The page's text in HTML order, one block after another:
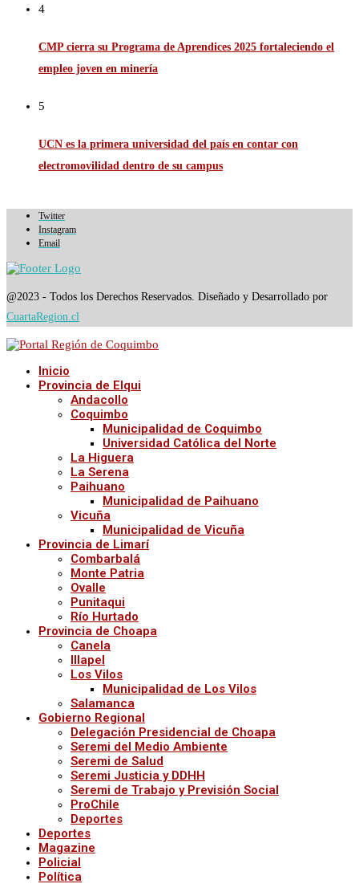
4
CMP cierra su Programa de Aprendices 2025 fortaleciendo el
empleo joven en minería
5
UCN es la primera universidad del país en contar con
electromovilidad dentro de su campus
Twitter
Instagram
Email
@2023 - Todos los Derechos Reservados. Diseñado y Desarrollado por
CuartaRegion.cl
Inicio
Provincia de Elqui
Andacollo
Coquimbo
Municipalidad de Coquimbo
Universidad Católica del Norte
La Higuera
La Serena
Paihuano
Municipalidad de Paihuano
Vicuña
Municipalidad de Vicuña
Provincia de Limarí
Combarbalá
Monte Patria
Ovalle
Punitaqui
Río Hurtado
Provincia de Choapa
Canela
Illapel
Los Vilos
Municipalidad de Los Vilos
Salamanca
Gobierno Regional
Delegación Presidencial de Choapa
Seremi del Medio Ambiente
Seremi de Salud
Seremi Justicia y DDHH
Seremi de Trabajo y Previsión Social
ProChile
Deportes
Deportes
Magazine
Policial
Política